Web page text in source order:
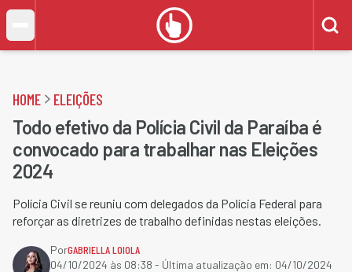
HOME ELEIÇÕES
Todo efetivo da Polícia Civil da Paraíba é
convocado para trabalhar nas Eleições
2024
Polícia Civil se reuniu com delegados da Polícia Federal para
reforçar as diretrizes de trabalho definidas nestas eleições.
PorGABRIELLA LOIOLA
04/10/2024 às 08:38 - Última atualização em: 04/10/2024